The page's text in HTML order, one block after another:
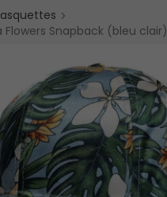
Snapback (bleu clair)